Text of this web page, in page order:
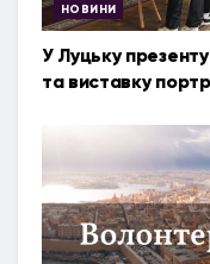
НОВИНИ
У Луцьку
та виставку